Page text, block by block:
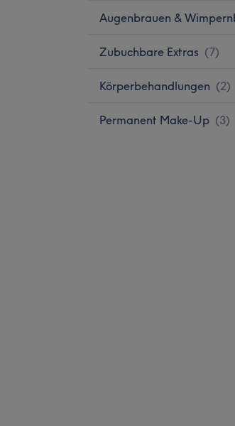
Augenbrauen &
Zubuchbare Extras (7)
Körperbehandlungen (2)
Permanent Make-Up (3)